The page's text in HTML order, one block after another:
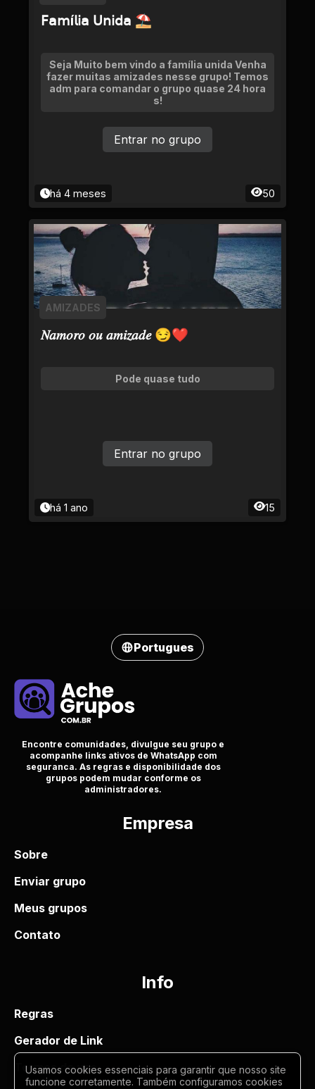
𝖥𝖺𝗆í𝗅𝗂𝖺 𝖴𝗇𝗂𝖽𝖺 ⛱
Seja Muito bem vindo a família unida Venha
fazer muitas amizades nesse grupo! Temos
adm para comandar o grupo quase 24 hora
s!
há 4 meses 50
Entrar no grupo
𝑁𝑎𝑚𝑜𝑟𝑜 𝑜𝑢 𝑎𝑚𝑖𝑧𝑎𝑑𝑒 😏❤
AMIZADES
Pode quase tudo
há 1 ano 15
Entrar no grupo
Portugues
Encontre comunidades, divulgue seu grupo e
acompanhe links ativos de WhatsApp com
seguranca. As regras e disponibilidade dos
grupos podem mudar conforme os
administradores.
Empresa
Sobre
Enviar grupo
Meus grupos
Contato
Info
Regras
Gerador de Link
Termos de uso
Usamos cookies essenciais para garantir que nosso site
funcione corretamente. Também configuramos cookies